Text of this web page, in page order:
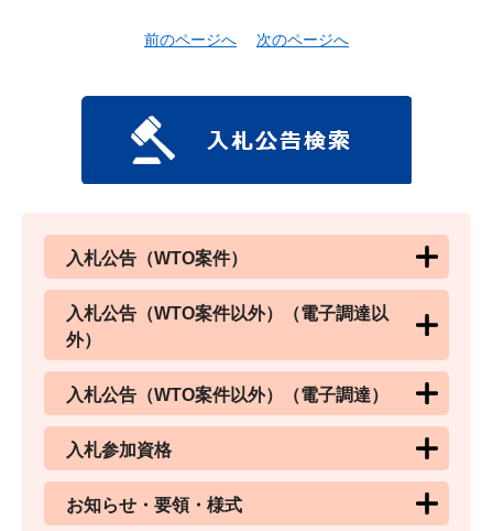
前のページへ 次のページへ
入札公告（WTO案件）
入札公告（WTO案件以外）（電子調達以
外）
入札公告（WTO案件以外）（電子調達）
入札参加資格
お知らせ・要領・様式